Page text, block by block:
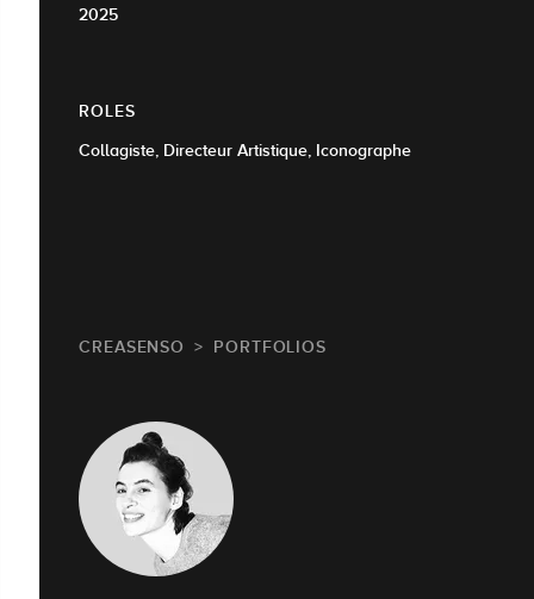
2025
ROLES
Collagiste, Directeur Artistique, Iconographe
CREASENSO PORTFOLIOS